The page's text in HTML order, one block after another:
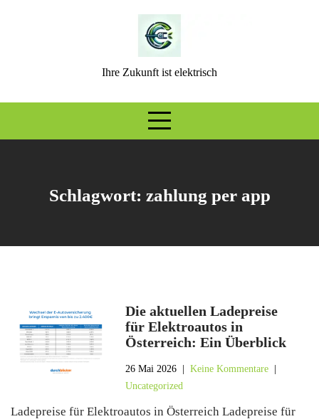
Ihre Zukunft ist elektrisch
Schlagwort: zahlung per app
Die aktuellen Ladepreise
für Elektroautos in
Österreich: Ein Überblick
26 Mai 2026 |Keine Kommentare
Uncategorized
Ladepreise für Elektroautos in Österreich Ladepreise für